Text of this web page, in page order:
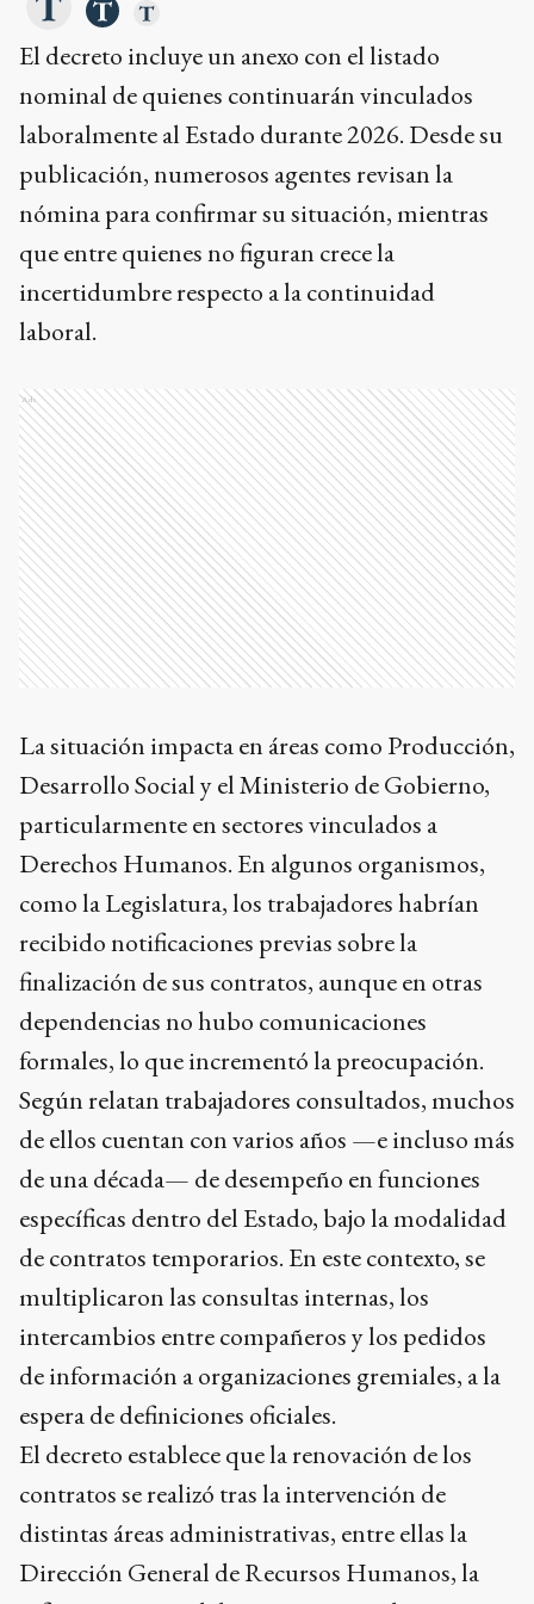
El decreto incluye un anexo con el listado
nominal de quienes continuarán vinculados
laboralmente al Estado durante 2026. Desde su
publicación, numerosos agentes revisan la
nómina para confirmar su situación, mientras
que entre quienes no figuran crece la
incertidumbre respecto a la continuidad
laboral.
Ads
La situación impacta en áreas como Producción,
Desarrollo Social y el Ministerio de Gobierno,
particularmente en sectores vinculados a
Derechos Humanos. En algunos organismos,
como la Legislatura, los trabajadores habrían
recibido notificaciones previas sobre la
finalización de sus contratos, aunque en otras
dependencias no hubo comunicaciones
formales, lo que incrementó la preocupación.
Según relatan trabajadores consultados, muchos
de ellos cuentan con varios años —e incluso más
de una década— de desempeño en funciones
específicas dentro del Estado, bajo la modalidad
de contratos temporarios. En este contexto, se
multiplicaron las consultas internas, los
intercambios entre compañeros y los pedidos
de información a organizaciones gremiales, a la
espera de definiciones oficiales.
El decreto establece que la renovación de los
contratos se realizó tras la intervención de
distintas áreas administrativas, entre ellas la
Dirección General de Recursos Humanos, la